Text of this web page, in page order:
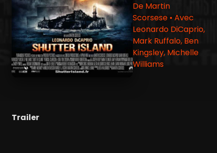
De Martin
Scorsese • Avec
Leonardo DiCaprio,
Mark Ruffalo, Ben
Kingsley, Michelle
Williams
Trailer